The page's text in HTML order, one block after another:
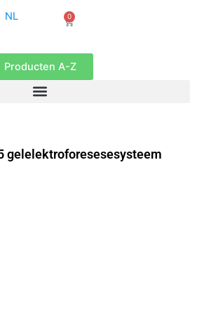
NL
EN
0
Winkelwagen
Producten A-Z
gelelektroforesesesysteem